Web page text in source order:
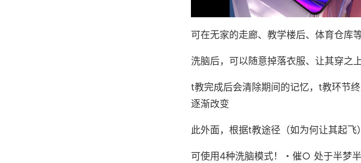
可在无家的走廊、教学楼后、体育仓库
洗脑后，可以随意掉落衣服、让其穿之
t教完成后会清除期间的记忆，t教环节
逐渐改变
此外面，根据t教途径（如为何让其起
可使用4种洗脑模式！・催○ 处于半梦